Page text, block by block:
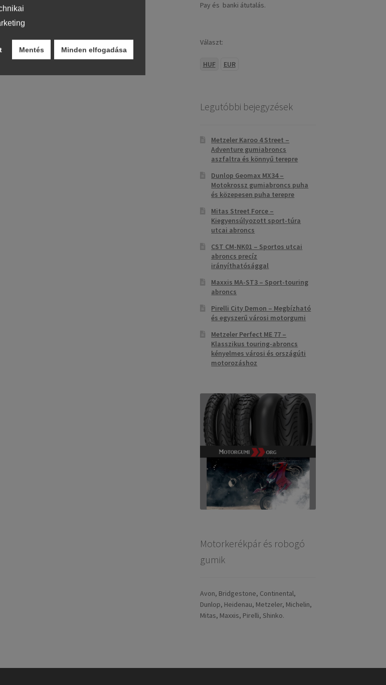
Pay és banki átutalás.
Választ:
HUF EUR
Legutóbbi bejegyzések
Metzeler Karoo 4 Street –
Adventure gumiabroncs
aszfaltra és könnyű terepre
Dunlop Geomax MX34 –
Motokrossz gumiabroncs puha
és közepesen puha terepre
Mitas Street Force –
Kiegyensúlyozott sport-túra
utcai abroncs
CST CM-NK01 – Sportos utcai
abroncs precíz
irányíthatósággal
Maxxis MA-ST3 – Sport-touring
abroncs
Pirelli City Demon – Megbízható
és egyszerű városi motorgumi
Metzeler Perfect ME 77 –
Klasszikus touring-abroncs
kényelmes városi és országúti
motorozáshoz
Motorkerékpár és robogó
gumik
Avon, Bridgestone, Continental,
Dunlop, Heidenau, Metzeler, Michelin,
Mitas, Maxxis, Pirelli, Shinko.
Mentés Minden elfogadása